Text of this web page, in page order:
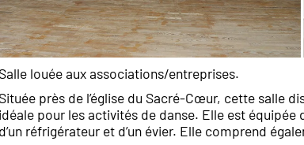
Salle louée aux associations/entreprises.
Située près de l’église du Sacré-Cœur, cette salle
idéale pour les activités de danse. Elle est équipée
d’un réfrigérateur et d’un évier. Elle comprend